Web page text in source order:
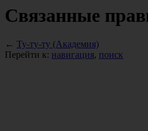
Связанные
← Ту-ту-ту (Академия)
Перейти к: навигация, поиск